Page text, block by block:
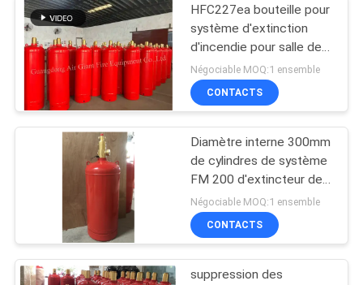
UNE
CITATION
PLAN
DU
PRIVACY
POLICY
cuisine
Agent propre Fire
Suppression System
5
HFC227ea bouteille pour
système d'extinction
d'incendie pour salle de
télécommunications
Négociable MOQ:1 ensemble
CONTACTS
Diamètre interne 300mm
de cylindres de système
FM 200 d'extincteur de
pièce de serveur
Négociable MOQ:1 ensemble
CONTACTS
suppression des